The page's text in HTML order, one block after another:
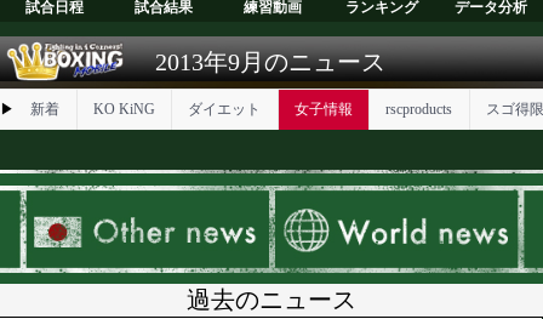
試合日程 試合結果 練習動画 ランキング
新着 ダイエット